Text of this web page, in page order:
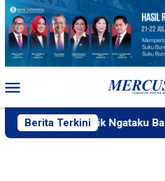
Loncat
konten
Mobile
Berita Terkini
PlakPlik Ngataku Bakal